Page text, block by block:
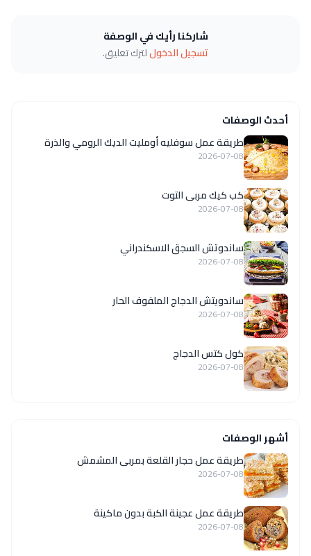
شاركنا رأيك في الوصفة
تسجيل الدخوللترك تعليق.
أحدث الوصفات
طريقة عمل سوفليه أومليت الديك الرومي والذرة
2026-07-08
كب كيك مربى التوت
2026-07-08
ساندوتش السجق الاسكندراني
2026-07-08
ساندويتش الدجاج الملفوف الحار
2026-07-08
كول كتس الدجاج
2026-07-08
أشهر الوصفات
طريقة عمل حجار القلعة بمربى المشمش
2026-07-08
طريقة عمل عجينة الكبة بدون ماكينة
2026-07-08